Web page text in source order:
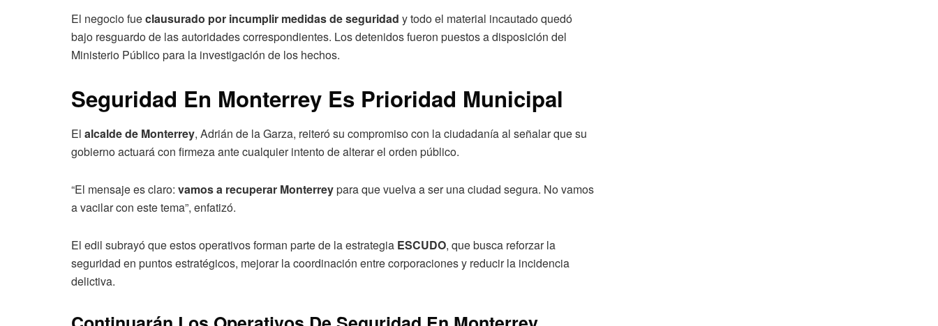
El negocio fueclausurado por incumplir medidas de seguridad y todo el material incautado quedó
bajo resguardo de las autoridades correspondientes. Los detenidos fueron puestos a disposición del
Ministerio Público para la investigación de los hechos.
Seguridad En Monterrey Es Prioridad Municipal
El alcalde de Monterrey, Adrián de la Garza, reiteró su compromiso con la ciudadanía al señalar que su
gobierno actuará con firmeza ante cualquier intento de alterar el orden público.
“El mensaje es claro: vamos a recuperar Monterreypara que vuelva a ser una ciudad segura. No vamos
a vacilar con este tema”, enfatizó.
El edil subrayó que estos operativos forman parte de la estrategia ESCUDO, que busca reforzar la
seguridad en puntos estratégicos, mejorar la coordinación entre corporaciones y reducir la incidencia
delictiva.